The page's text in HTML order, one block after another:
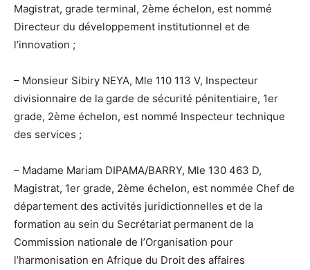
Magistrat, grade terminal, 2ème échelon, est nommé
Directeur du développement institutionnel et de
l’innovation ;
– Monsieur Sibiry NEYA, Mle 110 113 V, Inspecteur
divisionnaire de la garde de sécurité pénitentiaire, 1er
grade, 2ème échelon, est nommé Inspecteur technique
des services ;
– Madame Mariam DIPAMA/BARRY, Mle 130 463 D,
Magistrat, 1er grade, 2ème échelon, est nommée Chef de
département des activités juridictionnelles et de la
formation au sein du Secrétariat permanent de la
Commission nationale de l’Organisation pour
l’harmonisation en Afrique du Droit des affaires